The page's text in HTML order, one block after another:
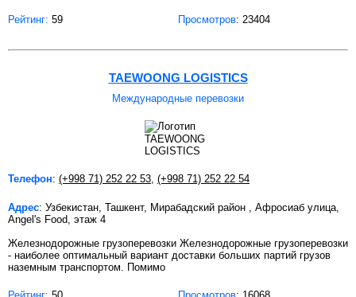
Рейтинг: 59 Просмотров: 23404
TAEWOONG LOGISTICS
Международные перевозки
Телефон: (+998 71) 252 22 53 (+998 71) 252 22 54
Адрес: Узбекистан, Ташкент, Мирабадский район , Афросиаб улица,
Angel's Food, этаж 4
Железнодорожные грузоперевозки Железнодорожные грузоперевозки
- наиболее оптимальный вариант доставки больших партий грузов
наземным транспортом. Помимо